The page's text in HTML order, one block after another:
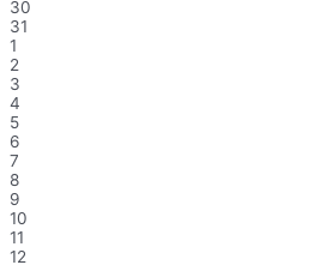
30
31
1
2
3
4
5
6
7
8
9
10
11
12